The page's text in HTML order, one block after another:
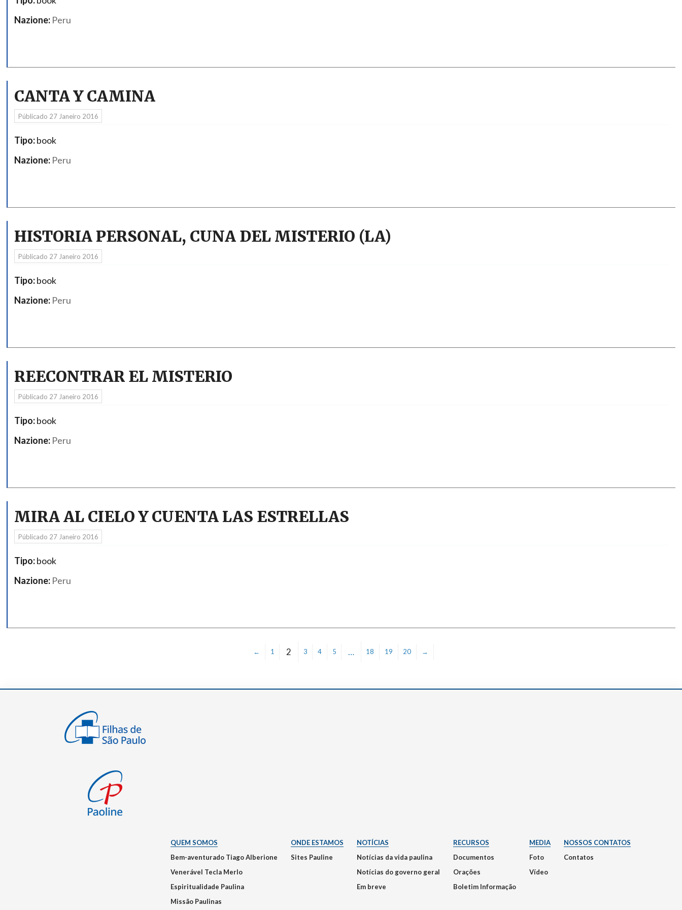
Nazione: Peru
CANTA Y CAMINA
Públicado 27 Janeiro 2016
Tipo:book
Nazione: Peru
HISTORIA PERSONAL, CUNA DEL MISTERIO (LA)
Públicado 27 Janeiro 2016
Tipo:book
Nazione: Peru
REECONTRAR EL MISTERIO
Públicado 27 Janeiro 2016
Tipo:book
Nazione: Peru
MIRA AL CIELO Y CUENTA LAS ESTRELLAS
Públicado 27 Janeiro 2016
Tipo:book
Nazione: Peru
← 1 2 3 4 5 … 18 19 20 →
QUEM SOMOS
Bem-aventurado Tiago Alberione
Venerável Tecla Merlo
Espiritualidade Paulina
Missão Paulinas
ONDE ESTAMOS
Sites Pauline
NOTÍCIAS
Notícias da vida paulina
Notícias do governo geral
Em breve
RECURSOS
Documentos
Orações
Boletim Informação
MEDIA
Foto
Vídeo
NOSSOS CONTATOS
Contatos